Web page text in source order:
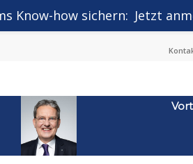
Know-how sichern: Jetzt